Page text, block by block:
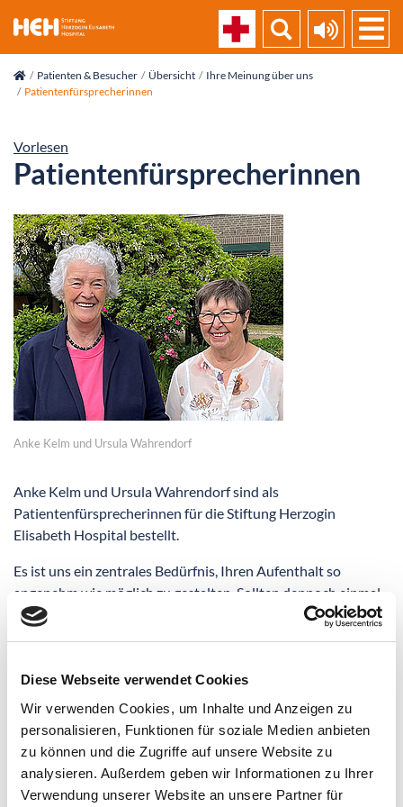
Diese Webseite verwendet Cookies
Wir verwenden Cookies, um Inhalte und Anzeigen zu
personalisieren, Funktionen für soziale Medien anbieten
zu können und die Zugriffe auf unsere Website zu
analysieren. Außerdem geben wir Informationen zu Ihrer
Verwendung unserer Website an unsere Partner für
Patienten & Besucher Übersicht
Ihre Meinung über uns
Patientenfürsprecherinnen
Vorlesen
Patientenfürsprecherinnen
Anke Kelm und Ursula Wahrendorf
Anke Kelm und Ursula Wahrendorf sind als
Patientenfürsprecherinnen für die Stiftung Herzogin
Elisabeth Hospital bestellt.
Es ist uns ein zentrales Bedürfnis, Ihren Aufenthalt so
angenehm wie möglich zu gestalten. Sollten dennoch einmal
Probleme oder Sorgen, die Ihren Krankenhausaufenthalt
Patientenfürsprecherinnen sind wir keine Mitarbeitenden
der Stiftung Herzogin Elisabeth Hospitals und setzen uns
aktiv für Sie und Ihre Angehörigen bzw. Zugehörigen ein. Für
ein optimales Vertrauensverhältnis stehen wir
selbstverständlich unter Schweigepflicht.